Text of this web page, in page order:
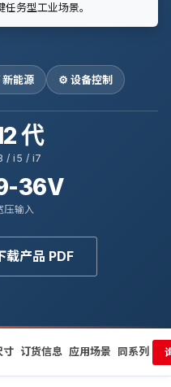
务型工业场景。
新能源 ⚙️ 设备控制
代
/ i5 / i7
36V
压输入
载产品 PDF
寸 订货信息 应用场景 同系列